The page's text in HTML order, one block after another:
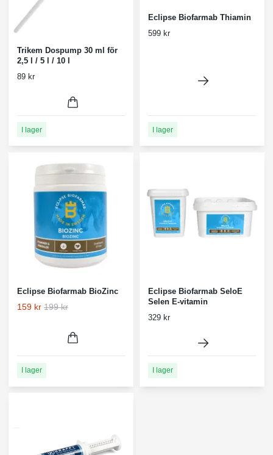
Trikem Dospump 30 ml för
2,5 l / 5 l / 10 l
89 kr
I lager
Eclipse Biofarmab Thiamin
599 kr
I lager
Eclipse Biofarmab BioZinc
159 kr 199 kr
I lager
Eclipse Biofarmab SeloE
Selen E-vitamin
329 kr
I lager